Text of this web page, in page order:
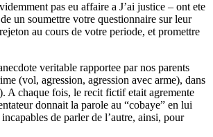
pas eu affaire a J’ai justice – ont ete
un soumettre votre questionnaire sur leur
au cours de votre periode, et promettre
veritable rapportee par nos parents
(vol, agression, agression avec arme), dans
A chaque fois, le recit fictif etait agremente
donnait la parole au “cobaye” en lui
de parler de l’autre, ainsi, pour